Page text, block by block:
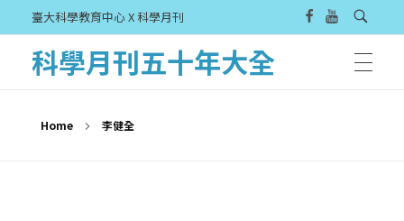
臺大科學教育中心 X 科學月刊
科學月刊五十年大全
Home 李健全